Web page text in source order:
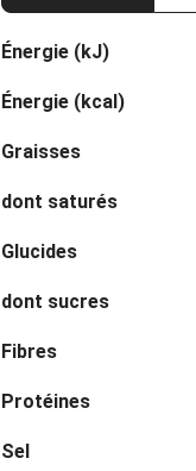
Énergie (kJ)
Énergie (kcal)
Graisses
dont saturés
Glucides
dont sucres
Fibres
Protéines
Sel